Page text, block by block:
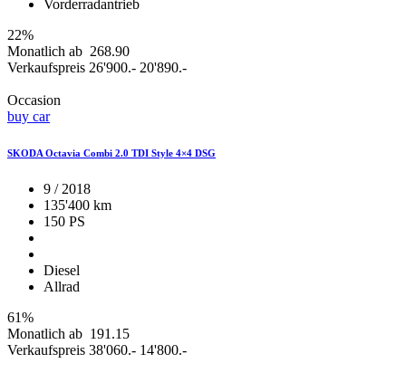
Vorderradantrieb
22%
Monatlich ab 268.90
Verkaufspreis 26'900.- 20'890.-
Occasion
buy car
SKODA Octavia Combi 2.0 TDI Style 4×4 DSG
9 / 2018
135'400 km
150 PS
Diesel
Allrad
61%
Monatlich ab 191.15
Verkaufspreis 38'060.- 14'800.-